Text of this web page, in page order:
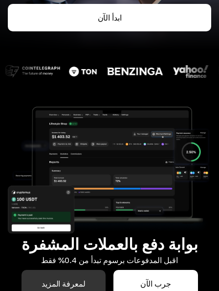
ابدأ الآن
بوابة دفع بالعملات المشفرة
اقبل المدفوعات برسوم تبدأ من 0.4% فقط
جرب الآن لمعرفة المزيد